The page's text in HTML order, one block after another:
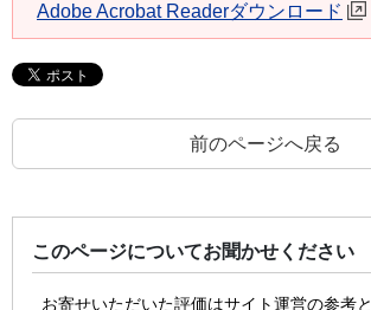
Adobe Acrobat Readerダウンロード
前のページへ戻る
このページについてお聞かせください